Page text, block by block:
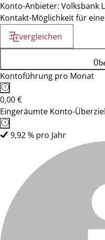
Konto-Anbieter: Volksbank
Kontakt-Möglichkeit für
vergleichen
Kontoführung pro Monat
0,00 €
Eingeräumte Konto-
9,92 % pro Jahr